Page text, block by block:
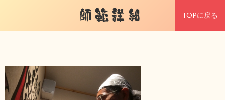
師範詳細 TOPに戻る